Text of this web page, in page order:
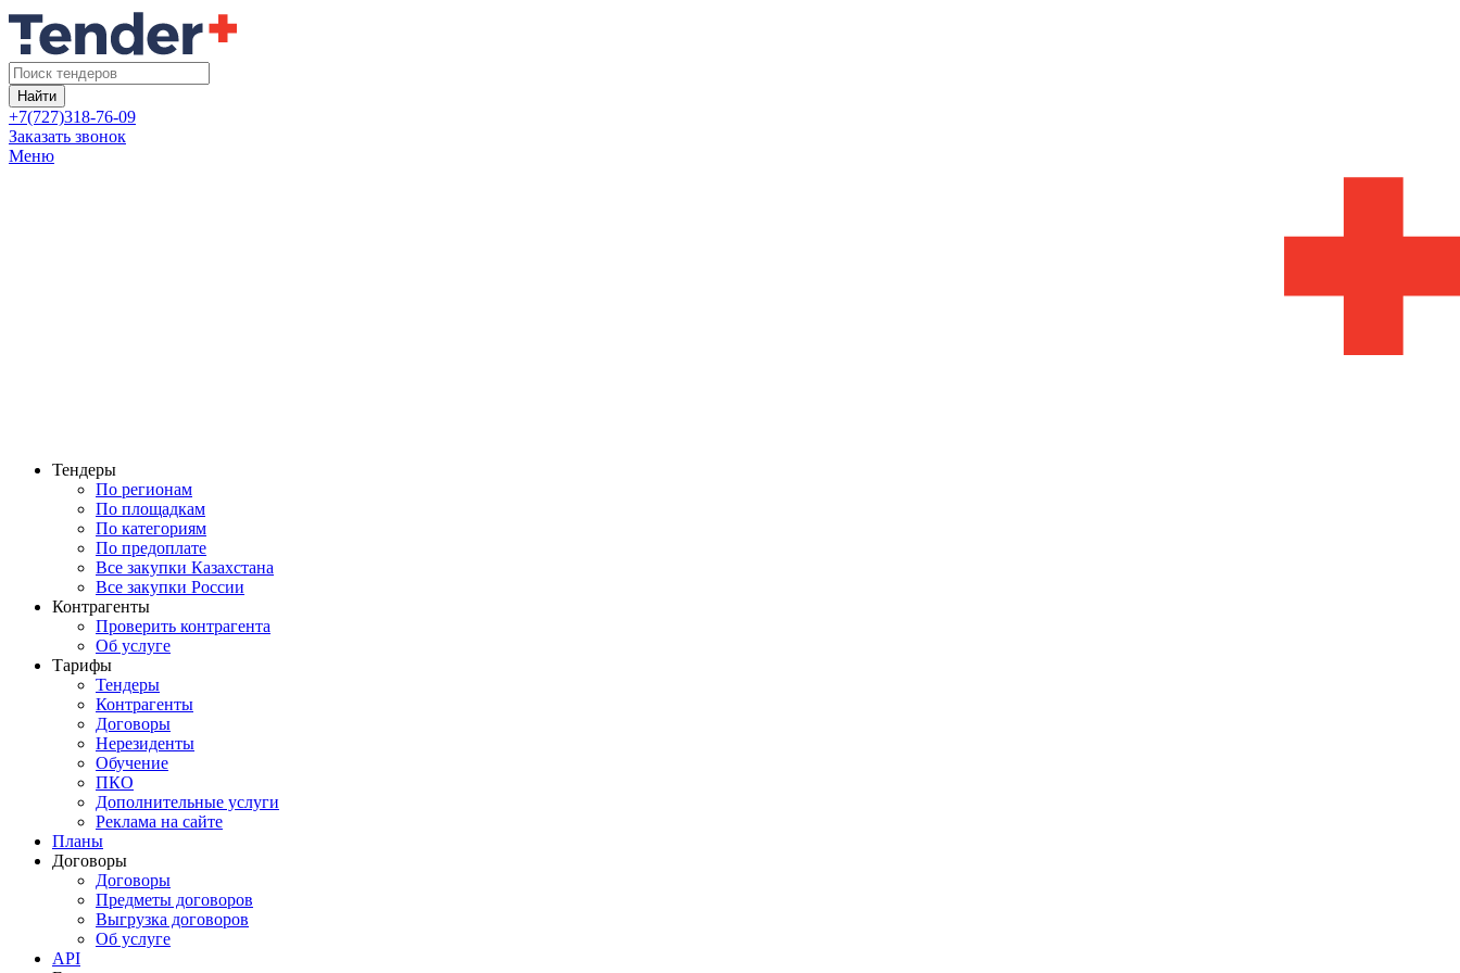
Найти
+7(727)318-76-09
Заказать звонок
Меню
Тендеры
По регионам
По площадкам
По категориям
По предоплате
Все закупки Казахстана
Все закупки России
Контрагенты
Проверить контрагента
Об услуге
Тарифы
Тендеры
Контрагенты
Договоры
Нерезиденты
Обучение
ПКО
Дополнительные услуги
Реклама на сайте
Планы
Договоры
Договоры
Предметы договоров
Выгрузка договоров
Об услуге
API